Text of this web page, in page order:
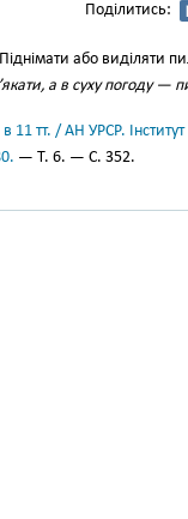
Поділитись:
Піднімати або виділяти
а в суху погоду —
11 тт. / АН УРСР.
— Т. 6. — С. 352.